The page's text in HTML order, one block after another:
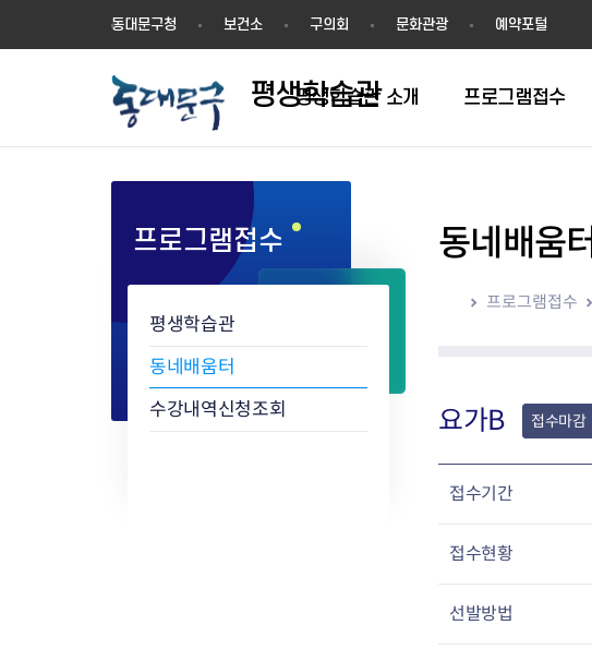
동대문구청 보건소 구의회 문화관광 예약포털
평생학습관
평생학습관 소개 프로그램접수
학습동아리 인증절차
학습동아리 현황
프로그램접수
평생학습관
동네배움터
수강내역신청조회
동네배움터
프로그램접수
요가B 접수마감
접수기간
접수현황
선발방법